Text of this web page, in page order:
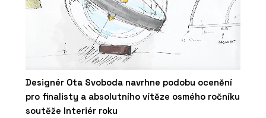
Designér Ota Svoboda navrhne podobu ocenění
pro finalisty a absolutního vítěze osmého ročníku
soutěže Interiér roku